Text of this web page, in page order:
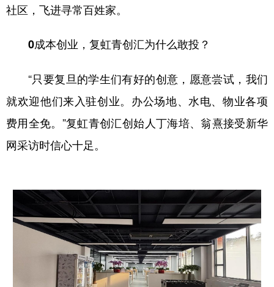
社区，飞进寻常百姓家。
0成本创业，复虹青创汇为什么敢投？
“只要复旦的学生们有好的创意，愿意尝试，我们
就欢迎他们来入驻创业。办公场地、水电、物业各项
费用全免。”复虹青创汇创始人丁海培、翁熹接受新华
网采访时信心十足。